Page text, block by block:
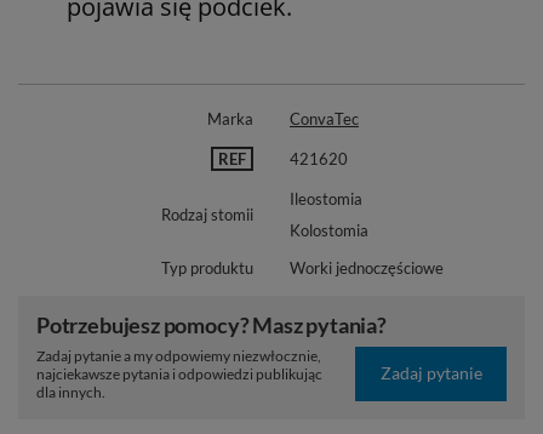
Marka ConvaTec
REF 421620
Rodzaj stomii
Ileostomia
Kolostomia
Typ produktu
Worki jednoczęściowe
Potrzebujesz pomocy? Masz pytania?
Zadaj pytanie a my odpowiemy niezwłocznie,
najciekawsze pytania i odpowiedzi publikując
dla innych.
Zadaj pytanie